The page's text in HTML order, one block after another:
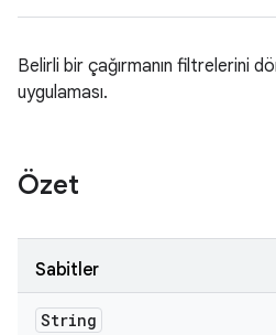
Belirli bir çağırmanın filtrelerini
uygulaması.
Özet
Sabitler
String